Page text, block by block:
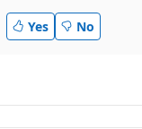
Yes No